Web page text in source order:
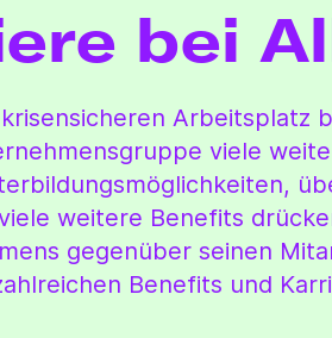
bei
Arbeitsplatz
viele
weitere Benefits
gegenüber seinen
Benefits und